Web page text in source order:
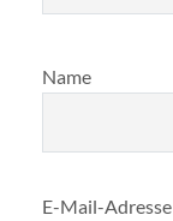
Name
E-Mail-Adresse